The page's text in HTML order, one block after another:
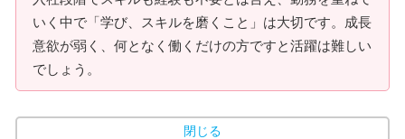
いく中で「学び、スキルを磨くこと」は大切です。成長
意欲が弱く、何となく働くだけの方ですと活躍は難しい
でしょう。
閉じる